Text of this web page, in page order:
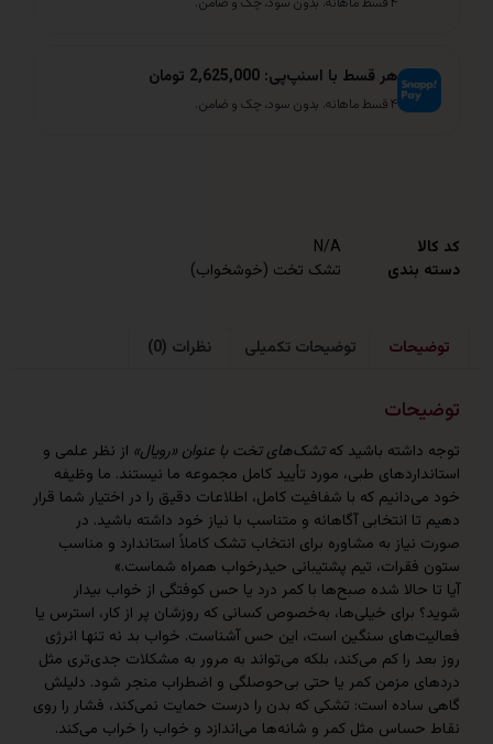
هر قسط با اسنپ‌پی: 2,625,000 تومان
تشک تخت (خوشخواب)
توضیحات تکمیلی نظرات (0)
باشید کهتشک‌های تخت با عنوان «رویال»از نظر علمی و
طبی، مورد تأیید کامل مجموعه ما نیستند. ما وظیفه
که با شفافیت کامل، اطلاعات دقیق را در اختیار شما قرار
انتخابی آگاهانه و متناسب با نیاز خود داشته باشید. در
به مشاوره برای انتخاب تشک کاملاً استاندارد و مناسب
تیم پشتیبانی حیدرخواب همراه شماست.»
شده صبح‌ها با کمر درد یا حس کوفتگی از خواب بیدار
خیلی‌ها، به‌خصوص کسانی که روزشان پر از کار، استرس یا
سنگین است، این حس آشناست. خواب بد نه تنها انرژی
را کم می‌کند، بلکه می‌تواند به مرور به مشکلات جدی‌تری مثل
مزمن کمر یا حتی بی‌حوصلگی و اضطراب منجر شود. دلیلش
است: تشکی که بدن را درست حمایت نمی‌کند، فشار را روی
مثل کمر و شانه‌ها می‌اندازد و خواب را خراب می‌کند.